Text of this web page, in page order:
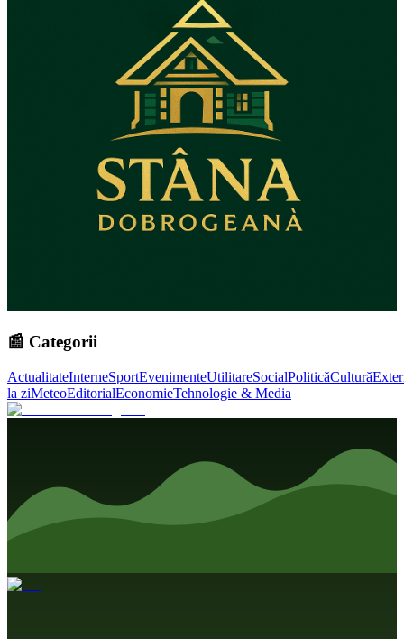
📰 Categorii
ActualitateInterneSportEvenimenteUtilitareSocialPoliticăCultură
la ziMeteoEditorialEconomieTehnologie & Media